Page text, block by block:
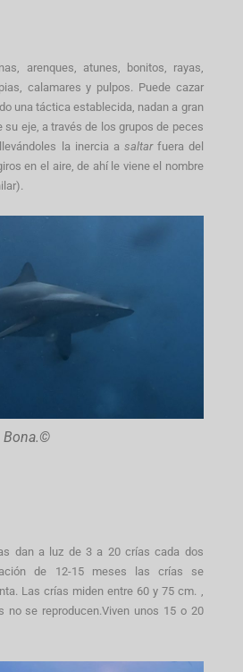
arenques, atunes, bonitos, rayas,
calamares y pulpos. Puede cazar
una táctica establecida, nadan a gran
su eje, a través de los grupos de peces
la inercia a saltarfuera del
en el aire, de ahí le viene el nombre
Bona.©
dan a luz de 3 a 20 crías cada dos
de 12-15 meses las crías se
Las crías miden entre 60 y 75 cm. ,
no se reproducen.Viven unos 15 o 20